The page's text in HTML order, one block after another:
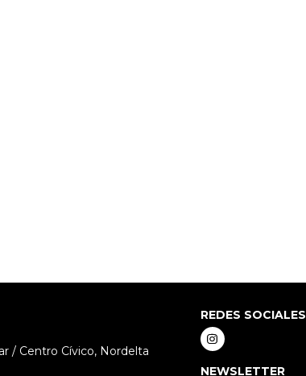
/ Centro Cívico, Nordelta
REDES SOCIALES
NEWSLETTER